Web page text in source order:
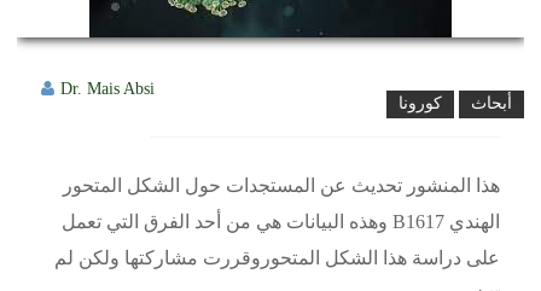
أبحاث كورونا
Dr. Mais Absi
هذا المنشور تحديث عن المستجدات حول الشكل المتحور
الهندي B1617 وهذه البيانات هي من أحد الفرق التي تعمل
على دراسة هذا الشكل المتحوروقررت مشاركتها ولكن لم